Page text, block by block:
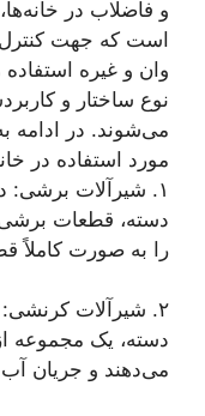
و فاضلاب در
است که جهت
وان و غیره
نوع ساختار و
می‌شوند. در ادامه
مورد استفاده در
۱. شیرآلات برشی:
دسته، قطعات
را به صورت کاملاً
۲. شیرآلات کرنشی:
دسته، یک مجموعه
می‌دهند و جریان آب